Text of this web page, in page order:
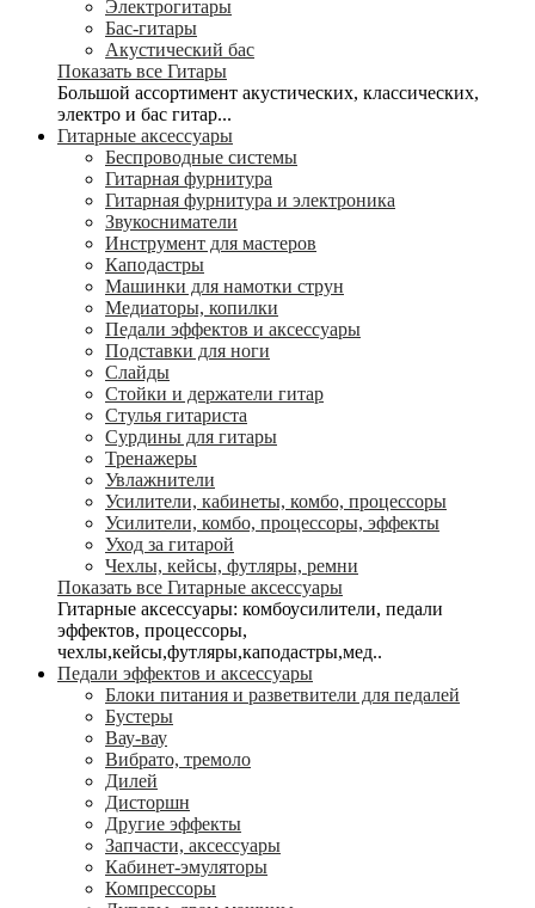
Электрогитары
Бас-гитары
Акустический бас
Показать все Гитары
Большой ассортимент акустических, классических,
электро и бас гитар...
Гитарные аксессуары
Беспроводные системы
Гитарная фурнитура
Гитарная фурнитура и электроника
Звукосниматели
Инструмент для мастеров
Каподастры
Машинки для намотки струн
Медиаторы, копилки
Педали эффектов и аксессуары
Подставки для ноги
Слайды
Стойки и держатели гитар
Стулья гитариста
Сурдины для гитары
Тренажеры
Увлажнители
Усилители, кабинеты, комбо, процессоры
Усилители, комбо, процессоры, эффекты
Уход за гитарой
Чехлы, кейсы, футляры, ремни
Показать все Гитарные аксессуары
Гитарные аксессуары: комбоусилители, педали
эффектов, процессоры,
чехлы,кейсы,футляры,каподастры,мед..
Педали эффектов и аксессуары
Блоки питания и разветвители для педалей
Бустеры
Вау-вау
Вибрато, тремоло
Дилей
Дисторшн
Другие эффекты
Запчасти, аксессуары
Кабинет-эмуляторы
Компрессоры